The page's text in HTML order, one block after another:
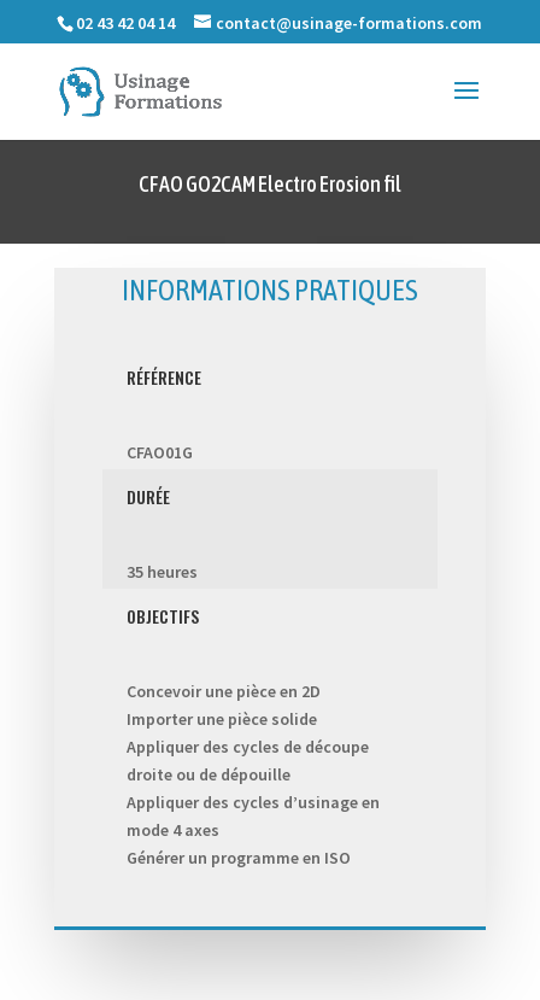
02 43 42 04 14 contact@usinage-formations.com
CFAO GO2CAM Electro Erosion fil
INFORMATIONS PRATIQUES
RÉFÉRENCE
CFAO01G
DURÉE
35 heures
OBJECTIFS
Concevoir une pièce en 2D
Importer une pièce solide
Appliquer des cycles de découpe
droite ou de dépouille
Appliquer des cycles d’usinage en
mode 4 axes
Générer un programme en ISO